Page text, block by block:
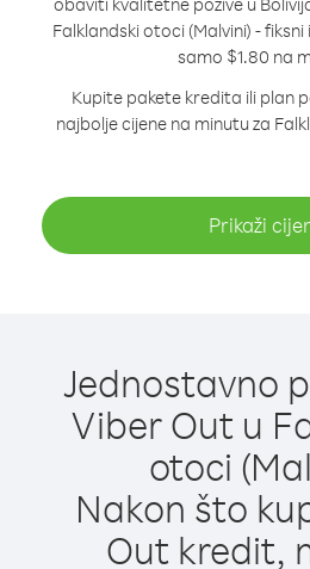
Falklandski otoci (Malvini) -
samo $1.80 na
Kupite pakete kredita ili plan
najbolje cijene na minutu za
Prikaži
Jednostavno
Viber Out u
otoci
Nakon što
Out kredit,